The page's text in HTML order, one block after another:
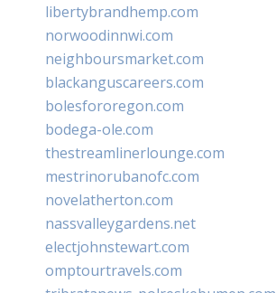
libertybrandhemp.com
norwoodinnwi.com
neighboursmarket.com
blackanguscareers.com
bolesfororegon.com
bodega-ole.com
thestreamlinerlounge.com
mestrinorubanofc.com
novelatherton.com
nassvalleygardens.net
electjohnstewart.com
omptourtravels.com